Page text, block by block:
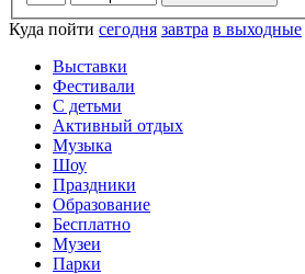
Куда пойти сегодня завтра в выходные
Выставки
Фестивали
С детьми
Активный отдых
Музыка
Шоу
Праздники
Образование
Бесплатно
Музеи
Парки